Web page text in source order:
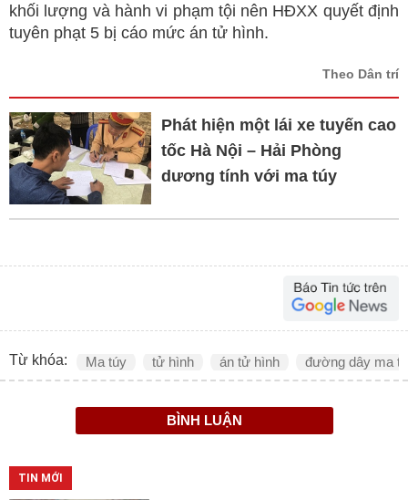
khối lượng và hành vi phạm tội nên HĐXX quyết định
tuyên phạt 5 bị cáo mức án tử hình.
Theo Dân trí
Phát hiện một lái xe tuyến cao
tốc Hà Nội – Hải Phòng
dương tính với ma túy
Từ khóa: Ma túy tử hình án tử hình đường dây ma
BÌNH LUẬN
TIN MỚI